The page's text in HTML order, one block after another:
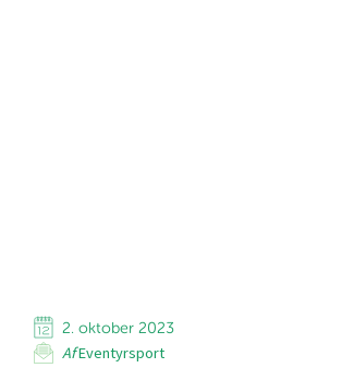
2. oktober 2023
AfEventyrsport